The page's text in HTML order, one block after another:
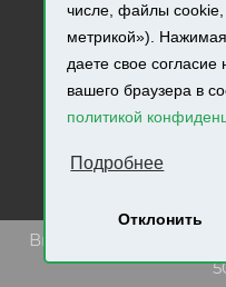
числе, файлы
метрикой»).
даете свое
вашего браузера в
политикой
Подробнее
Отклонить
Внимание!
2026 ©